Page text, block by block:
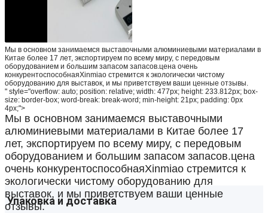
Мы в основном занимаемся выставочными алюминиевыми материалами в
Китае более 17 лет, экспортируем по всему миру, с передовым
оборудованием и большим запасом запасов.цена очень
конкурентоспособнаяXinmiao стремится к экологически чистому
оборудованию для выставок, и мы приветствуем ваши ценные отзывы.
" style="overflow: auto; position: relative; width: 477px; height: 233.812px; box-
size: border-box; word-break: break-word; min-height: 21px; padding: 0px
4px;">
Мы в основном занимаемся выставочными
алюминиевыми материалами в Китае более 17
лет, экспортируем по всему миру, с передовым
оборудованием и большим запасом запасов.цена
очень конкурентоспособнаяXinmiao стремится к
экологически чистому оборудованию для
выставок, и мы приветствуем ваши ценные
отзывы.
Упаковка и доставка